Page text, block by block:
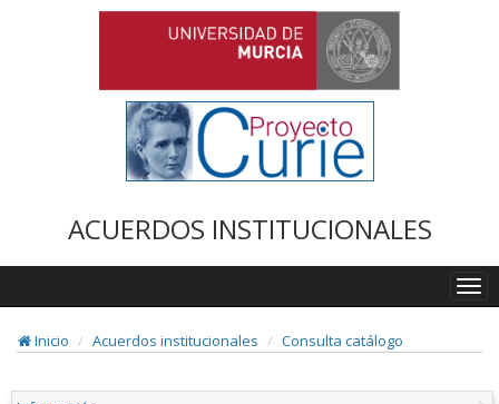
ACUERDOS INSTITUCIONALES
Inicio
Acuerdos institucionales Consulta catálogo